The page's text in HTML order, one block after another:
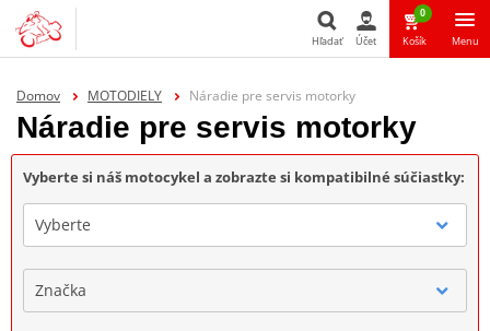
Hľadať Účet
0
Košík Menu
Domov MOTODIELY Náradie pre servis motorky
Náradie pre servis motorky
Vyberte si náš motocykel a zobrazte si kompatibilné súčiastky:
Vyberte
Značka